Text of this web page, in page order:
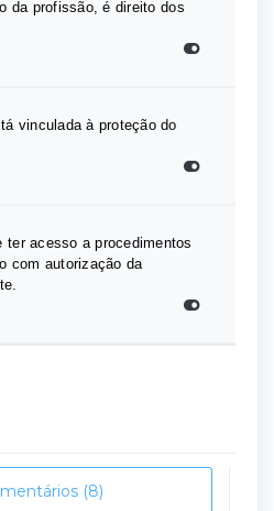
da profissão, é direito dos
vinculada à proteção do
ter acesso a procedimentos
com autorização da
(8)